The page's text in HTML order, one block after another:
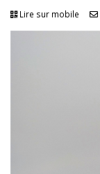
Lire sur mobile